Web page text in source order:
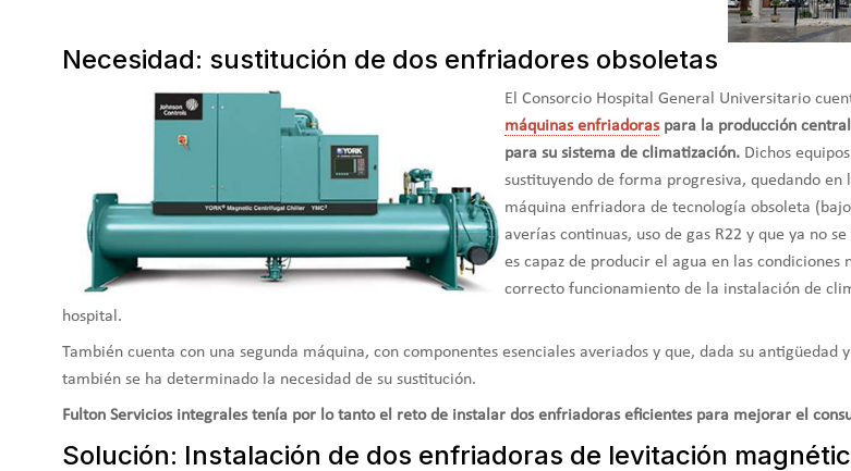
Necesidad: sustitución de dos enfriadores obsoletas
El Consorcio Hospital General Universitario
máquinas enfriadoraspara la producción
para su sistema de climatización. Dichos
sustituyendo de forma progresiva, quedando en
máquina enfriadora de tecnología obsoleta
averías continuas, uso de gas R22 y que ya no
es capaz de producir el agua en las condiciones
correcto funcionamiento de la instalación de
hospital.
También cuenta con una segunda máquina, con componentes esenciales averiados y que, dada su antigüedad
también se ha determinado la necesidad de su sustitución.
Fulton Servicios integrales tenía por lo tanto el reto de instalar dos enfriadoras eficientes para mejorar el
Solución: Instalación de dos enfriadoras de levitación